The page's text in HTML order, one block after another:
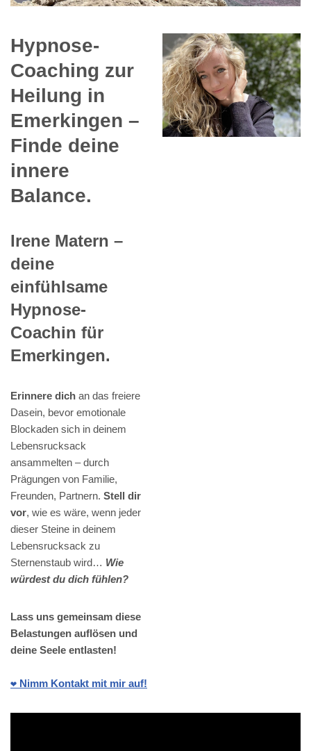
Hypnose-
Coaching zur
Heilung in
Emerkingen –
Finde deine
innere
Balance.
Irene Matern –
deine
einfühlsame
Hypnose-
Coachin für
Emerkingen.
Erinnere dich an das freiere
Dasein, bevor emotionale
Blockaden sich in deinem
Lebensrucksack
ansammelten – durch
Prägungen von Familie,
Freunden, Partnern. Stell dir
vor, wie es wäre, wenn jeder
dieser Steine in deinem
Lebensrucksack zu
Sternenstaub wird… Wie
würdest du dich fühlen?
Lass uns gemeinsam diese
Belastungen auflösen und
deine Seele entlasten!
❤️ Nimm Kontakt mit mir auf!